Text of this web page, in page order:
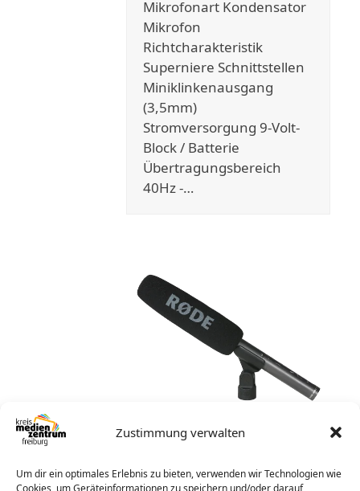
Zustimmung verwalten
Um dir ein optimales Erlebnis zu bieten, verwenden wir Technologien wie
Cookies, um Geräteinformationen zu speichern und/oder darauf
Mikrofonart Kondensator
Mikrofon
Richtcharakteristik
Superniere Schnittstellen
Miniklinkenausgang
(3,5mm)
Stromversorgung 9-Volt-
Block / Batterie
Übertragungsbereich
40Hz -…
Mikrofon Rode NTG2